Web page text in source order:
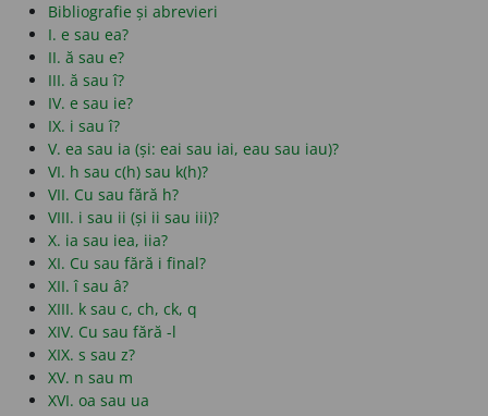
Bibliografie și abrevieri
I. e sau ea?
II. ă sau e?
III. ă sau î?
IV. e sau ie?
IX. i sau î?
V. ea sau ia (și: eai sau iai, eau sau iau)?
VI. h sau c(h) sau k(h)?
VII. Cu sau fără h?
VIII. i sau ii (și ii sau iii)?
X. ia sau iea, iia?
XI. Cu sau fără i final?
XII. î sau â?
XIII. k sau c, ch, ck, q
XIV. Cu sau fără -l
XIX. s sau z?
XV. n sau m
XVI. oa sau ua